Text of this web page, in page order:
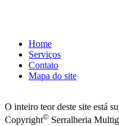
Home
Serviços
Contato
Mapa do site
O inteiro teor deste site está
Copyright© Serralheria